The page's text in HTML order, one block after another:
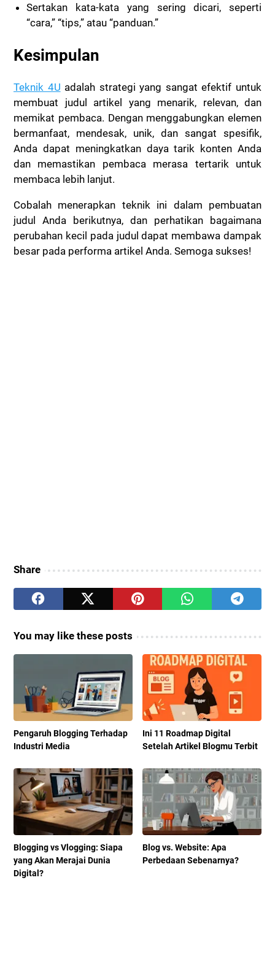
Sertakan kata-kata yang sering dicari, seperti
“cara,” “tips,” atau “panduan.”
Kesimpulan
Teknik 4U adalah strategi yang sangat efektif untuk
membuat judul artikel yang menarik, relevan, dan
memikat pembaca. Dengan menggabungkan elemen
bermanfaat, mendesak, unik, dan sangat spesifik,
Anda dapat meningkatkan daya tarik konten Anda
dan memastikan pembaca merasa tertarik untuk
membaca lebih lanjut.
Cobalah menerapkan teknik ini dalam pembuatan
judul Anda berikutnya, dan perhatikan bagaimana
perubahan kecil pada judul dapat membawa dampak
besar pada performa artikel Anda. Semoga sukses!
Share
You may like these posts
Pengaruh Blogging Terhadap
Industri Media
Ini 11 Roadmap Digital
Setelah Artikel Blogmu Terbit
Blogging vs Vlogging: Siapa
yang Akan Merajai Dunia
Digital?
Blog vs. Website: Apa
Perbedaan Sebenarnya?